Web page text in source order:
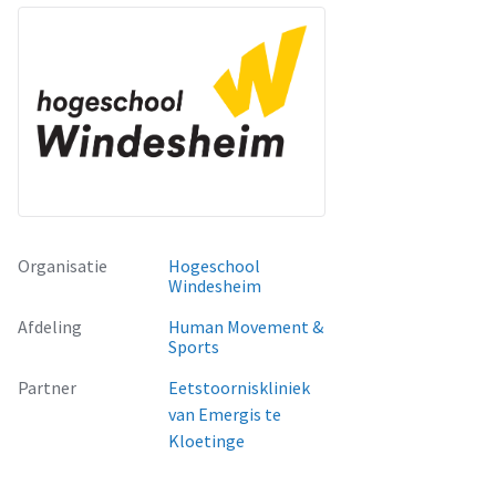
Organisatie
Hogeschool
Windesheim
Afdeling
Human Movement &
Sports
Partner
Eetstoorniskliniek
van Emergis te
Kloetinge